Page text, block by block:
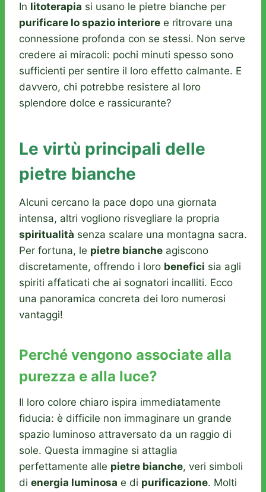
In litoterapia si usano le pietre bianche per
purificare lo spazio interiore e ritrovare una
connessione profonda con se stessi. Non serve
credere ai miracoli: pochi minuti spesso sono
sufficienti per sentire il loro effetto calmante. E
davvero, chi potrebbe resistere al loro
splendore dolce e rassicurante?
Le virtù principali delle
pietre bianche
Alcuni cercano la pace dopo una giornata
intensa, altri vogliono risvegliare la propria
spiritualità senza scalare una montagna sacra.
Per fortuna, le pietre bianche agiscono
discretamente, offrendo i loro benefici sia agli
spiriti affaticati che ai sognatori incalliti. Ecco
una panoramica concreta dei loro numerosi
vantaggi!
Perché vengono associate alla
purezza e alla luce?
Il loro colore chiaro ispira immediatamente
fiducia: è difficile non immaginare un grande
spazio luminoso attraversato da un raggio di
sole. Questa immagine si attaglia
perfettamente alle pietre bianche, veri simboli
di energia luminosa e di purificazione. Molti